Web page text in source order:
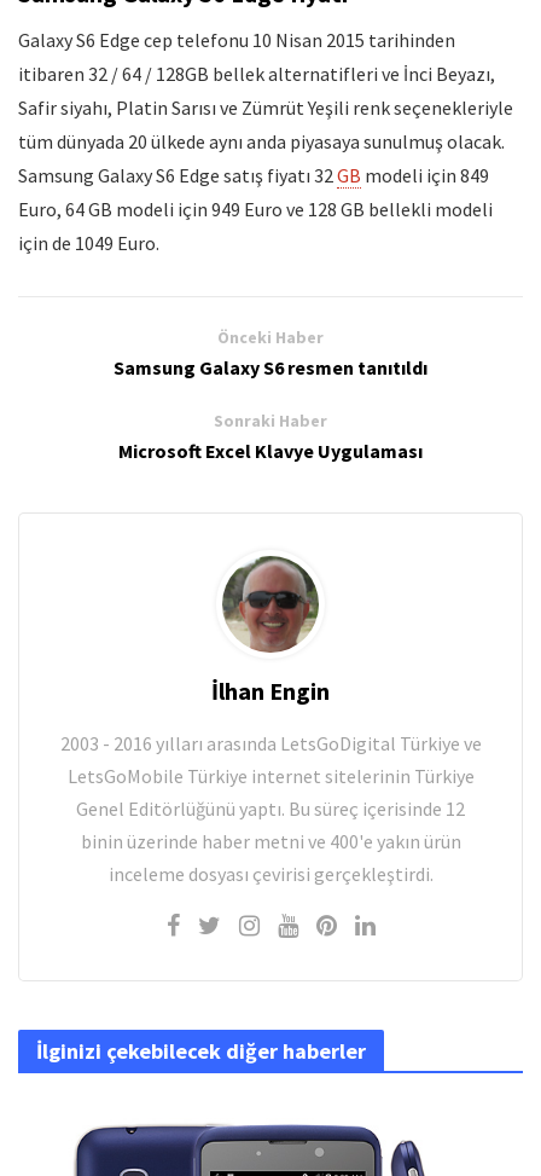
Galaxy S6 Edge cep telefonu 10 Nisan 2015 tarihinden
itibaren 32 / 64 / 128GB bellek alternatifleri ve İnci Beyazı,
Safir siyahı, Platin Sarısı ve Zümrüt Yeşili renk seçenekleriyle
tüm dünyada 20 ülkede aynı anda piyasaya sunulmuş olacak.
Samsung Galaxy S6 Edge satış fiyatı 32 GB modeli için 849
Euro, 64 GB modeli için 949 Euro ve 128 GB bellekli modeli
için de 1049 Euro.
Önceki Haber
Samsung Galaxy S6 resmen tanıtıldı
Sonraki Haber
Microsoft Excel Klavye Uygulaması
İlhan Engin
2003 - 2016 yılları arasında LetsGoDigital Türkiye ve
LetsGoMobile Türkiye internet sitelerinin Türkiye
Genel Editörlüğünü yaptı. Bu süreç içerisinde 12
binin üzerinde haber metni ve 400'e yakın ürün
inceleme dosyası çevirisi gerçekleştirdi.
İlginizi çekebilecek diğer haberler